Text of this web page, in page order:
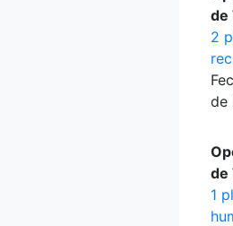
de
2
de
de
1